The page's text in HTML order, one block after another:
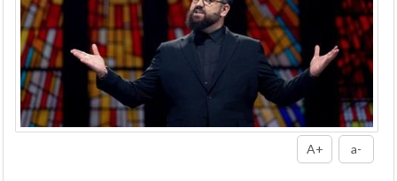
A+ a-